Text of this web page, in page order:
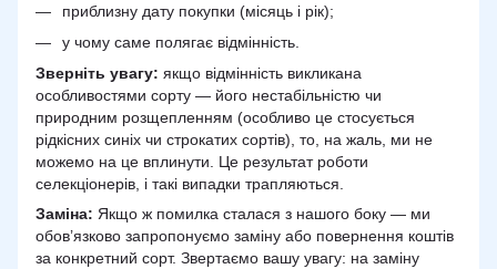
приблизну дату покупки (місяць і рік);
у чому саме полягає відмінність.
Зверніть увагу: якщо відмінність викликана
особливостями сорту — його нестабільністю чи
природним розщепленням (особливо це стосується
рідкісних синіх чи строкатих сортів), то, на жаль, ми не
можемо на це вплинути. Це результат роботи
селекціонерів, і такі випадки трапляються.
Заміна: Якщо ж помилка сталася з нашого боку — ми
обов’язково запропонуємо заміну або повернення коштів
за конкретний сорт. Звертаємо вашу увагу: на заміну